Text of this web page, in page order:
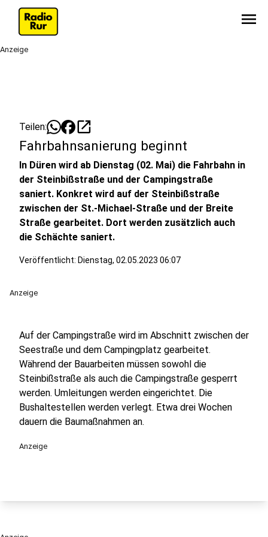
menu
Anzeige
Teilen: open_in_new
Fahrbahnsanierung beginnt
In Düren wird ab Dienstag (02. Mai) die Fahrbahn in
der Steinbißstraße und der Campingstraße
saniert. Konkret wird auf der Steinbißstraße
zwischen der St.-Michael-Straße und der Breite
Straße gearbeitet. Dort werden zusätzlich auch
die Schächte saniert.
Veröffentlicht: Dienstag, 02.05.2023 06:07
Anzeige
Auf der Campingstraße wird im Abschnitt zwischen der
Seestraße und dem Campingplatz gearbeitet.
Während der Bauarbeiten müssen sowohl die
Steinbißstraße als auch die Campingstraße gesperrt
werden. Umleitungen werden eingerichtet. Die
Bushaltestellen werden verlegt. Etwa drei Wochen
dauern die Baumaßnahmen an.
Anzeige